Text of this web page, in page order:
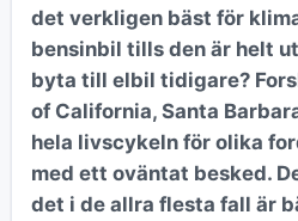
det verkligen bäst för
bensinbil tills den är helt
byta till elbil tidigare?
of California, Santa
hela livscykeln för olika
med ett oväntat besked.
det i de allra flesta fall är